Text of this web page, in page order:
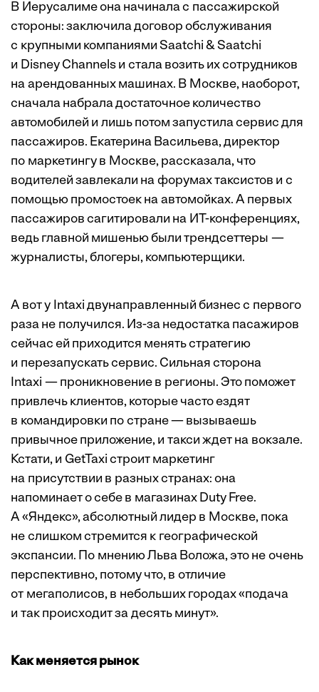
В Иерусалиме она начинала с пассажирской
стороны: заключила договор обслуживания
с крупными компаниями Saatchi & Saatchi
и Disney Channels и стала возить их сотрудников
на арендованных машинах. В Москве, наоборот,
сначала набрала достаточное количество
автомобилей и лишь потом запустила сервис для
пассажиров. Екатерина Васильева, директор
по маркетингу в Москве, рассказала, что
водителей завлекали на форумах таксистов и с
помощью промостоек на автомойках. А первых
пассажиров сагитировали на ИТ-конференциях,
ведь главной мишенью были трендсеттеры —
журналисты, блогеры, компьютерщики.
А вот у Intaxi двунаправленный бизнес с первого
раза не получился. Из-за недостатка пасажиров
сейчас ей приходится менять стратегию
и перезапускать сервис. Сильная сторона
Intaxi — проникновение в регионы. Это поможет
привлечь клиентов, которые часто ездят
в командировки по стране — вызываешь
привычное приложение, и такси ждет на вокзале.
Кстати, и GetTaxi строит маркетинг
на присутствии в разных странах: она
напоминает о себе в магазинах Duty Free.
А «Яндекс», абсолютный лидер в Москве, пока
не слишком стремится к географической
экспансии. По мнению Льва Воложа, это не очень
перспективно, потому что, в отличие
от мегаполисов, в небольших городах «подача
и так происходит за десять минут».
Как меняется рынок